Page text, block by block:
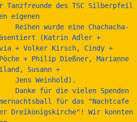
des TSC Silberpfeil
eigenen
(Katrin Adler +
+ Volker Kirsch, Cindy +
+ Philip Dießner, Marianne
Susann +
                         Jens Weinhold).
für das "Nachtcafe
Dreikönigskirche"! Wir konnten